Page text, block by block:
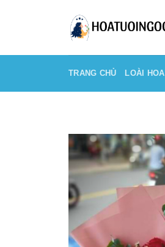
TRANG CHỦ LOÀI HOA